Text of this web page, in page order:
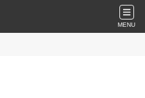
MENU